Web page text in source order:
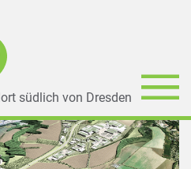
südlich von Dresden